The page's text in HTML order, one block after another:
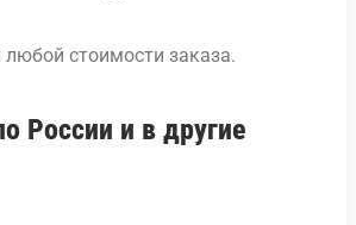
любой стоимости заказа.
России и в другие